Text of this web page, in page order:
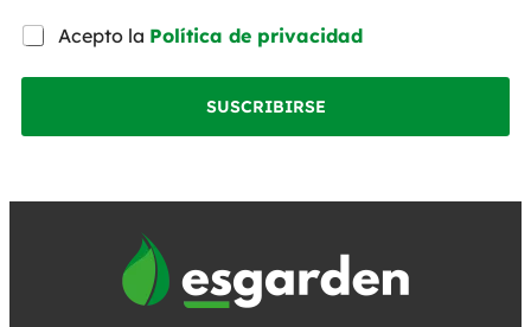
Acepto la Política de privacidad
SUSCRIBIRSE